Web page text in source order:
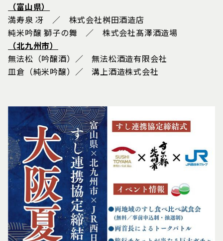
（富山県）
満寿泉 冴 ／ 株式会社桝田酒造店
純米吟醸 獅子の舞 ／ 株式会社髙澤酒造場
（北九州市）
無法松（吟醸酒）／ 無法松酒造有限会社
皿倉（純米吟醸）／ 溝上酒造株式会社